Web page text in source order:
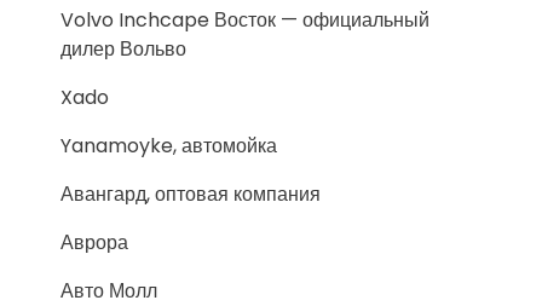
Volvo Inchcape Восток — официальный
дилер Вольво
Xado
Yanamoyke, автомойка
Авангард, оптовая компания
Аврора
Авто Молл